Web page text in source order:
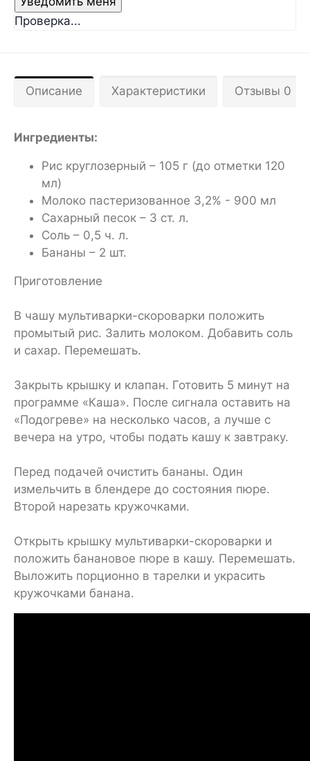
Проверка...
Описание Характеристики Отзывы 0
Ингредиенты:
Рис круглозерный – 105 г (до отметки 120
мл)
Молоко пастеризованное 3,2% - 900 мл
Сахарный песок – 3 ст. л.
Соль – 0,5 ч. л.
Бананы – 2 шт.
Приготовление
В чашу мультиварки-скороварки положить
промытый рис. Залить молоком. Добавить соль
и сахар. Перемешать.
Закрыть крышку и клапан. Готовить 5 минут на
программе «Каша». После сигнала оставить на
«Подогреве» на несколько часов, а лучше с
вечера на утро, чтобы подать кашу к завтраку.
Перед подачей очистить бананы. Один
измельчить в блендере до состояния пюре.
Второй нарезать кружочками.
Открыть крышку мультиварки-скороварки и
положить банановое пюре в кашу. Перемешать.
Выложить порционно в тарелки и украсить
кружочками банана.